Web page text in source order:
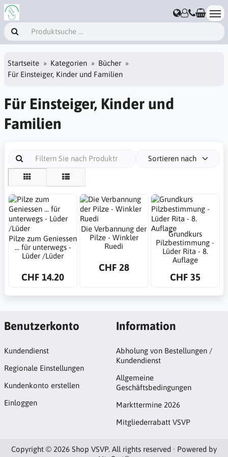
Startseite Kategorien
Bücher
Für Einsteiger, Kinder und Familien
Für Einsteiger, Kinder und
Familien
Sortieren nach
Pilze zum Geniessen
... für unterwegs -
Lüder /Lüder
CHF 14.20
Die Verbannung der
Pilze - Winkler
Ruedi
CHF 28
Grundkurs
Pilzbestimmung -
Lüder Rita - 8.
Auflage
CHF 35
Benutzerkonto
Kundendienst
Regionale Einstellungen
Kundenkonto erstellen
Einloggen
Information
Abholung von Bestellungen /
Kundendienst
Allgemeine
Geschäftsbedingungen
Markttermine 2026
Mitgliederrabatt VSVP
Copyright © 2026 Shop VSVP. All rights reserved · Powered by